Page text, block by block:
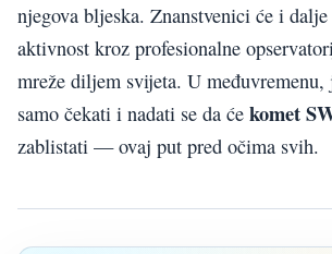
njegova bljeska. Znanstvenici će i
aktivnost kroz profesionalne
mreže diljem svijeta. U međuvremenu,
samo čekati i nadati se da će komet
zablistati — ovaj put pred očima svih.